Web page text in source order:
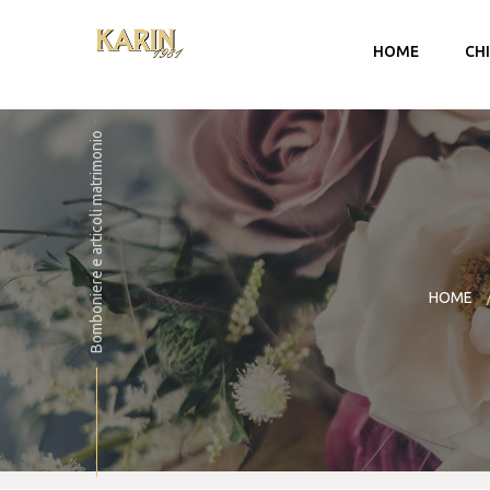
HOME
Account
Carrello
Checkout
Bomboniere e articoli matrimonio HOME